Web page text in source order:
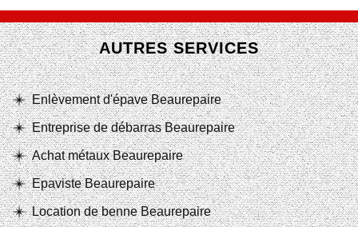
AUTRES SERVICES
Enlèvement d'épave Beaurepaire
Entreprise de débarras Beaurepaire
Achat métaux Beaurepaire
Epaviste Beaurepaire
Location de benne Beaurepaire